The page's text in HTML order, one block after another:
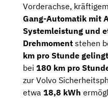
Vorderachse,
Gang-Automatik mit
Systemleistung und
Drehmoment stehen
km pro Stunde
bei 180 km pro
zur Volvo
etwa 18,8 kWh